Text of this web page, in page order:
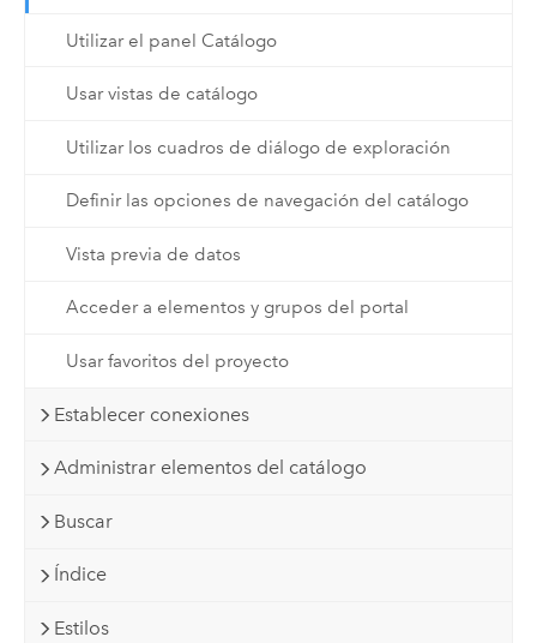
Utilizar el panel Catálogo
Usar vistas de catálogo
Utilizar los cuadros de diálogo de exploración
Definir las opciones de navegación del catálogo
Vista previa de datos
Acceder a elementos y grupos del portal
Usar favoritos del proyecto
Establecer conexiones
Administrar elementos del catálogo
Buscar
Índice
Estilos